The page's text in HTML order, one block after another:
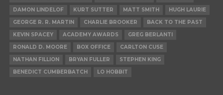
DAMON LINDELOF
KURT SUTTER MATT SMITH
HUGH LAURIE
GEORGE R. R. MARTIN
CHARLIE BROOKER
BACK TO THE PAST
KEVIN SPACEY
ACADEMY AWARDS
GREG BERLANTI
RONALD D. MOORE
BOX OFFICE
CARLTON CUSE
NATHAN FILLION
BRYAN FULLER
STEPHEN KING
BENEDICT CUMBERBATCH
LO HOBBIT